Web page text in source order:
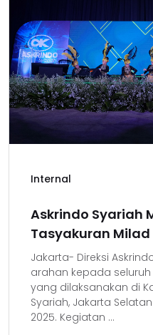
Internal
Askrindo Syariah
Tasyakuran Milad
Jakarta- Direksi
arahan kepada
yang dilaksanakan di
Syariah, Jakarta
2025. Kegiatan ...